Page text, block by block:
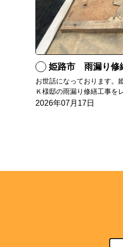
姫路市 雨漏り修
お世話になっております。
Ｋ様邸の雨漏り修繕工事を
2026年07月17日